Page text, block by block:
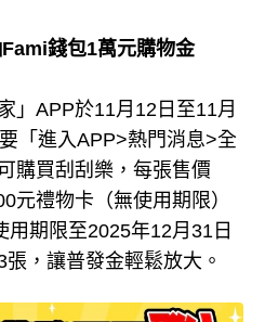
錢包1萬元購物金
」APP於11月12日至11月
「進入APP>熱門消息>全
購買刮刮樂，每張售價
元禮物卡（無使用期限）
期限至2025年12月31日
，讓普發金輕鬆放大。